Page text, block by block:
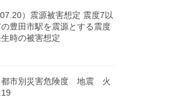
）震源被害想定 震度7以
豊田市駅を震源とする震度
時の被害想定
市別災害危険度 地震 火